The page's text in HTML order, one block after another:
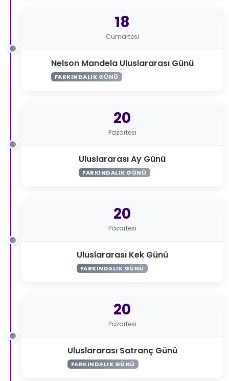
18
Cumartesi
Nelson Mandela Uluslararası Günü
FARKINDALIK GÜNÜ
20
Pazartesi
Uluslararası Ay Günü
FARKINDALIK GÜNÜ
20
Pazartesi
Uluslararası Kek Günü
FARKINDALIK GÜNÜ
20
Pazartesi
Uluslararası Satranç Günü
FARKINDALIK GÜNÜ